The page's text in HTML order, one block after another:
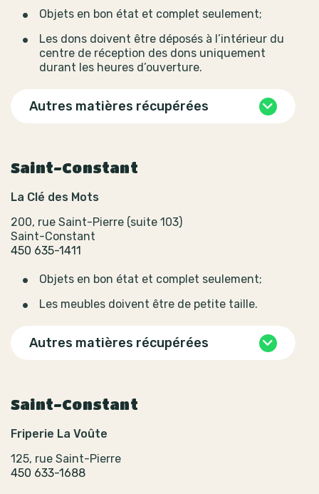
Objets en bon état et complet seulement;
Les dons doivent être déposés à l’intérieur du
centre de réception des dons uniquement
durant les heures d’ouverture.
Autres matières récupérées
Saint-Constant
La Clé des Mots
200, rue Saint-Pierre (suite 103)
Saint-Constant
450 635-1411
Objets en bon état et complet seulement;
Les meubles doivent être de petite taille.
Autres matières récupérées
Saint-Constant
Friperie La Voûte
125, rue Saint-Pierre
450 633-1688